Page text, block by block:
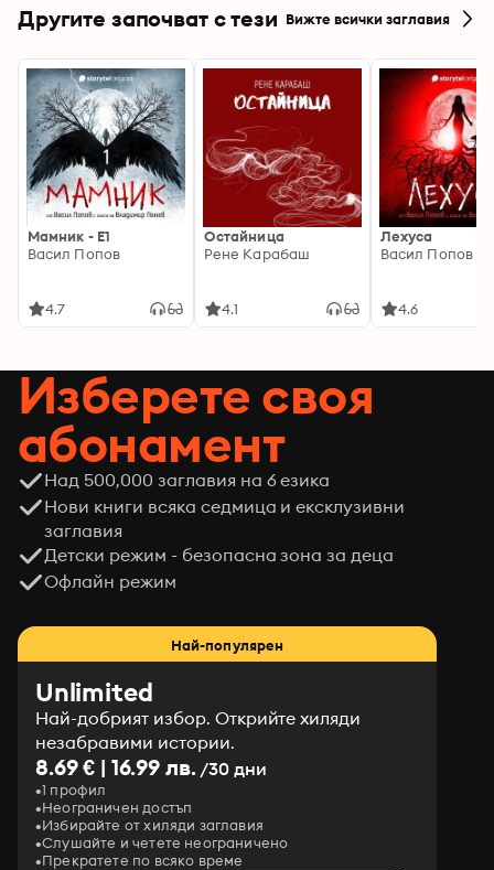
Другите започват с тези Вижте всички заглавия
Мамник - E1
Васил Попов
4.7
Остайница
Рене Карабаш
4.1
Лехуса
Васил Попов
4.6
Изберете своя
абонамент
Над 500,000 заглавия на 6 езика
Нови книги всяка седмица и ексклузивни
заглавия
Детски режим - безопасна зона за деца
Офлайн режим
Най-популярен
Unlimited
Най-добрият избор. Открийте хиляди
незабравими истории.
8.69 € | 16.99 лв./30 дни
1 профил
Неограничен достъп
Избирайте от хиляди заглавия
Слушайте и четете неограничено
Прекратете по всяко време